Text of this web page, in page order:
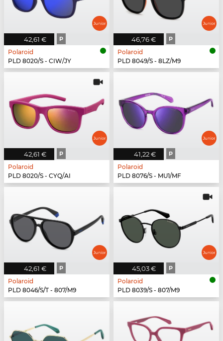
42,61 € P
Polaroid
PLD 8020/S - CIW/JY
46,76 € P
Polaroid
PLD 8049/S - 8LZ/M9
42,61 € P
Polaroid
PLD 8020/S - CYQ/AI
41,22 € P
Polaroid
PLD 8076/S - MU1/MF
42,61 € P
Polaroid
PLD 8046/S/T - 807/M9
45,03 € P
Polaroid
PLD 8039/S - 807/M9